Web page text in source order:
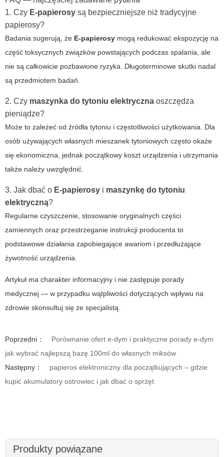
1. Czy E-papierosy są bezpieczniejsze niż tradycyjne
papierosy?
Badania sugerują, że E-papierosy mogą redukować ekspozycję na
część toksycznych związków powstających podczas spalania, ale
nie są całkowicie pozbawione ryzyka. Długoterminowe skutki nadal
są przedmiotem badań.
2. Czy maszynka do tytoniu elektryczna oszczędza
pieniądze?
Może to zależeć od źródła tytoniu i częstotliwości użytkowania. Dla
osób używających własnych mieszanek tytoniowych często okaże
się ekonomiczna, jednak początkowy koszt urządzenia i utrzymania
także należy uwzględnić.
3. Jak dbać o E-papierosy i maszynkę do tytoniu
elektryczną?
Regularne czyszczenie, stosowanie oryginalnych części
zamiennych oraz przestrzeganie instrukcji producenta to
podstawowe działania zapobiegające awariom i przedłużające
żywotność urządzenia.
Artykuł ma charakter informacyjny i nie zastępuje porady
medycznej — w przypadku wątpliwości dotyczących wpływu na
zdrowie skonsultuj się ze specjalistą.
Poprzedni：
Porównanie ofert e-dym i praktyczne porady e-dym
jak wybrać najlepszą bazę 100ml do własnych miksów
Następny：
papieros elektroniczny dla początkujących – gdzie
kupić akumulatory ostrowiec i jak dbać o sprzęt
Produkty powiązane